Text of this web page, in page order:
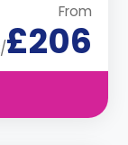
From
£206
/week